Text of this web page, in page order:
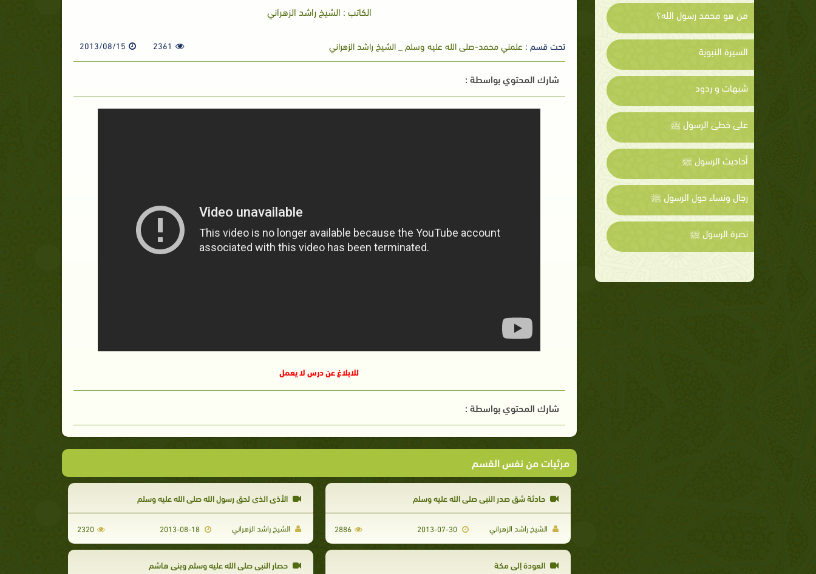
من هو محمد رسول الله؟
السيرة النبوية
شبهات و ردود
على خطى الرسول ﷺ
أحاديث الرسول ﷺ
رجال ونساء حول الرسول ﷺ
نصرة الرسول ﷺ
الكاتب : الشيخ راشد الزهراني
تحت قسم : علمني محمد-صلى الله عليه وسلم _ الشيخ راشد الزهراني 2361
2013/08/15
شارك المحتوي بواسطة :
للابلاغ عن درس لا يعمل
شارك المحتوي بواسطة :
مرئيات من نفس القسم
حادثة شق صدر النبي صلى الله عليه وسلم
الشيخ راشد الزهراني 2886
الأذى الذي لحق رسول الله صلى الله عليه وسلم
الشيخ راشد الزهراني 2320
العودة إلي مكة حصار النبي صلى الله عليه وسلم وبني هاشم